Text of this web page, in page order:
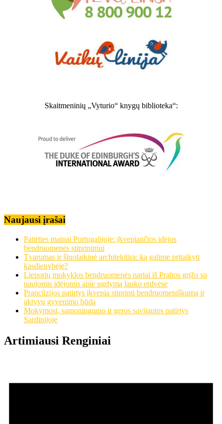
Skaitmeninių „Vyturio“ knygų biblioteka“:
Naujausi įrašai
Patirties mainai Portugalijoje: įkvepiančios idėjos
bendruomenės stiprinimui
Tvarumas ir šiuolaikinė architektūra: ką galime pritaikyti
kasdienybėje?
Lieporių mokyklos bendruomenės nariai iš Prahos grįžo su
naujomis idėjomis apie ugdymą lauko erdvėse
Prancūzijos patirtys įkvepia stiprinti bendruomeniškumą ir
aktyvų gyvenimo būdą
Mokymosi, sąmoningumo ir geros savijautos patirtys
Sardinijoje
Artimiausi Renginiai